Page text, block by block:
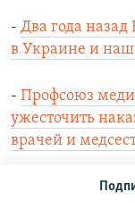
- Два года
в Украине и
- Профсоюз
ужесточить
врачей и
Кыргызстанки